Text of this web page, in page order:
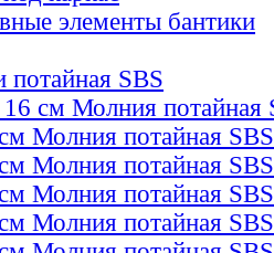
элементы бантики
SBS
16 см Молния потайная
Молния потайная SBS
Молния потайная SBS
Молния потайная SBS
Молния потайная SBS